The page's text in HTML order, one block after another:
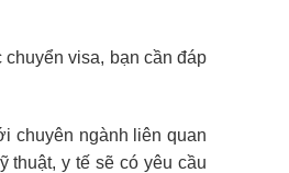
visa, bạn cần đáp
chuyên ngành liên quan
thuật, y tế sẽ có yêu cầu